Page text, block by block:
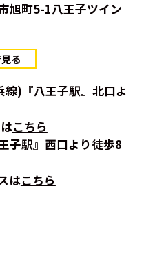
旭町5-1八王子ツイン
る
)『八王子駅』北口よ
こちら
子駅』西口より徒歩8
はこちら